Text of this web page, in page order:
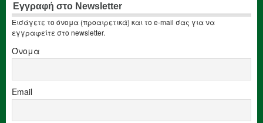
Εγγραφή στο Newsletter
Εισάγετε το όνομα (προαιρετικά) και το e-mail σας για να
εγγραφείτε στο newsletter.
Όνομα
Email